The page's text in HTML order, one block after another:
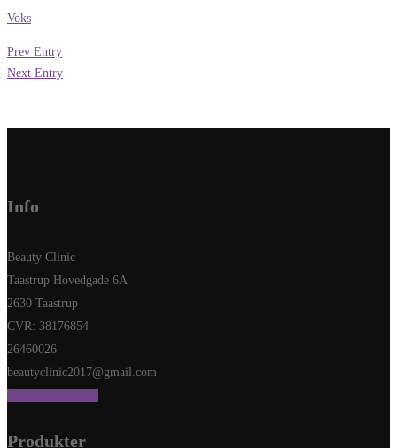
Voks
Prev Entry
Next Entry
Info
Beauty Clinic
Taastrup Hovedgade 6A
2630 Taastrup
CVR: 38176854
26460026
beautyclinic2017@gmail.com
Produkter